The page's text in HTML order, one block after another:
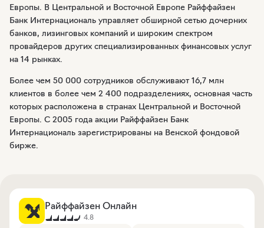
Европы. В Центральной и Восточной Европе Райффайзен
Банк Интернациональ управляет обширной сетью дочерних
банков, лизинговых компаний и широким спектром
провайдеров других специализированных финансовых услуг
на 14 рынках.
Более чем 50 000 сотрудников обслуживают 16,7 млн
клиентов в более чем 2 400 подразделениях, основная часть
которых расположена в странах Центральной и Восточной
Европы. С 2005 года акции Райффайзен Банк
Интернациональ зарегистрированы на Венской фондовой
бирже.
Райффайзен Онлайн
4.8